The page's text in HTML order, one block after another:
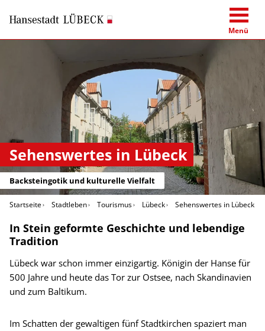
Menü
Sehenswertes in Lübeck
Backsteingotik und kulturelle Vielfalt
Startseite Stadtleben Tourismus Lübeck Sehenswertes in Lübeck
In Stein geformte Geschichte und lebendige
Tradition
Lübeck war schon immer einzigartig. Königin der Hanse für
500 Jahre und heute das Tor zur Ostsee, nach Skandinavien
und zum Baltikum.
Im Schatten der gewaltigen fünf Stadtkirchen spaziert man